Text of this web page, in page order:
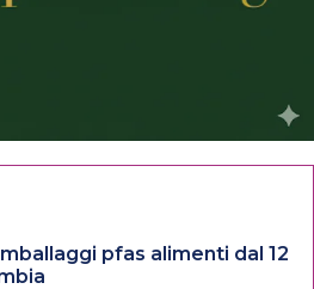
pfas alimenti dal 12